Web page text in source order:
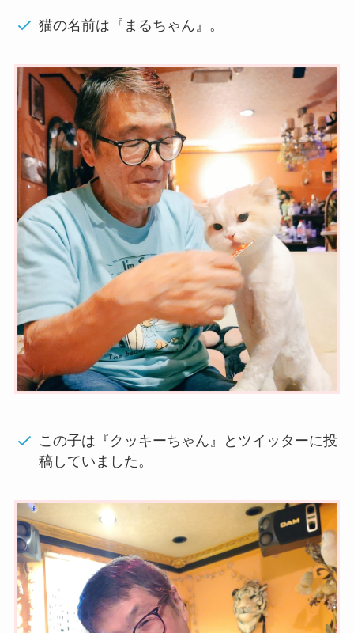
猫の名前は『まるちゃん』。
この子は『クッキーちゃん』とツイッターに投
稿していました。